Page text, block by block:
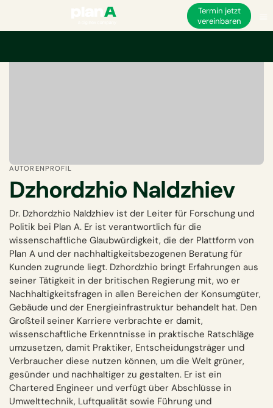
Termin jetzt
vereinbaren
AUTORENPROFIL
Dzhordzhio Naldzhiev
Dr. Dzhordzhio Naldzhiev ist der Leiter für Forschung und
Politik bei Plan A. Er ist verantwortlich für die
wissenschaftliche Glaubwürdigkeit, die der Plattform von
Plan A und der nachhaltigkeitsbezogenen Beratung für
Kunden zugrunde liegt. Dzhordzhio bringt Erfahrungen aus
seiner Tätigkeit in der britischen Regierung mit, wo er
Nachhaltigkeitsfragen in allen Bereichen der Konsumgüter,
Gebäude und der Energieinfrastruktur behandelt hat. Den
Großteil seiner Karriere verbrachte er damit,
wissenschaftliche Erkenntnisse in praktische Ratschläge
umzusetzen, damit Praktiker, Entscheidungsträger und
Verbraucher diese nutzen können, um die Welt grüner,
gesünder und nachhaltiger zu gestalten. Er ist ein
Chartered Engineer und verfügt über Abschlüsse in
Umwelttechnik, Luftqualität sowie Führung und